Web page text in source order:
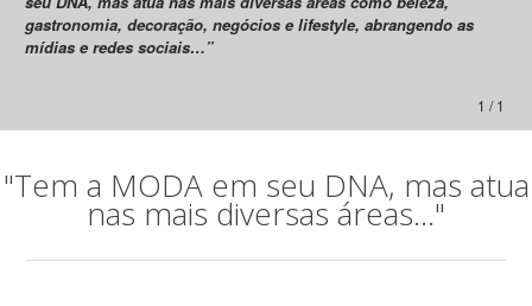
gastronomia, decoração, negócios e lifestyle, abrangendo as
mídias e redes sociais…”
1 / 1
"Tem a MODA em seu DNA, mas atua
nas mais diversas áreas..."